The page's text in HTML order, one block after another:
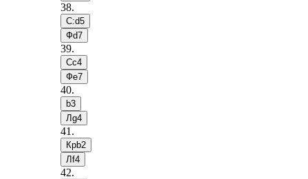
38.
С:d5
Фd7
39.
Сc4
Фe7
40.
b3
Лg4
41 .
Крb2
Лf4
42.